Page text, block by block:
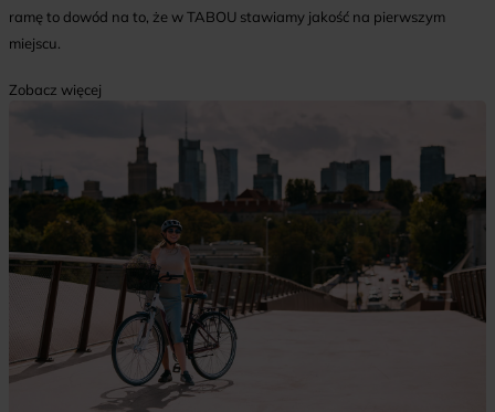
ramę to dowód na to, że w TABOU stawiamy jakość na pierwszym
miejscu.
Zobacz więcej